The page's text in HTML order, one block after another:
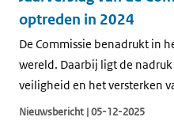
optreden in 2024
De Commissie benadrukt in
wereld. Daarbij ligt de
veiligheid en het versterken
Nieuwsbericht | 05-12-2025